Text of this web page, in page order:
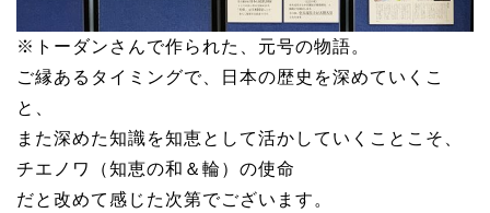
※トーダンさんで作られた、元号の物語。
ご縁あるタイミングで、日本の歴史を深めていくこ
と、
また深めた知識を知恵として活かしていくことこそ、
チエノワ（知恵の和＆輪）の使命
だと改めて感じた次第でございます。